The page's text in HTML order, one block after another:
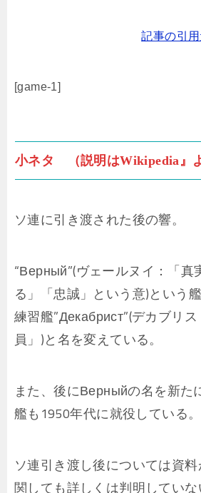
記事の引
[game-1]
小ネタ （説明はWikipedia』よ
ソ連に引き渡された後の響。
“Верный”(ヴェールヌイ：「真
る」「忠誠」という意)という
練習艦”Декабрист”(デカブリ
員」)と名を変えている。
また、後にВерныйの名を新た
艦も1950年代に就役している。
ソ連引き渡し後については資
関しても詳しくは判明していな